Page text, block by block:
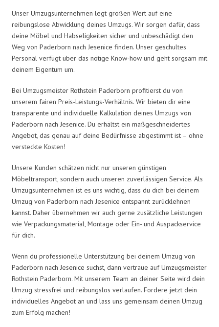
Unser Umzugsunternehmen legt großen Wert auf eine
reibungslose Abwicklung deines Umzugs. Wir sorgen dafür, dass
deine Möbel und Habseligkeiten sicher und unbeschädigt den
Weg von Paderborn nach Jesenice finden. Unser geschultes
Personal verfügt über das nötige Know-how und geht sorgsam mit
deinem Eigentum um.
Bei Umzugsmeister Rothstein Paderborn profitierst du von
unserem fairen Preis-Leistungs-Verhältnis. Wir bieten dir eine
transparente und individuelle Kalkulation deines Umzugs von
Paderborn nach Jesenice. Du erhältst ein maßgeschneidertes
Angebot, das genau auf deine Bedürfnisse abgestimmt ist – ohne
versteckte Kosten!
Unsere Kunden schätzen nicht nur unseren günstigen
Möbeltransport, sondern auch unseren zuverlässigen Service. Als
Umzugsunternehmen ist es uns wichtig, dass du dich bei deinem
Umzug von Paderborn nach Jesenice entspannt zurücklehnen
kannst. Daher übernehmen wir auch gerne zusätzliche Leistungen
wie Verpackungsmaterial, Montage oder Ein- und Auspackservice
für dich.
Wenn du professionelle Unterstützung bei deinem Umzug von
Paderborn nach Jesenice suchst, dann vertraue auf Umzugsmeister
Rothstein Paderborn. Mit unserem Team an deiner Seite wird dein
Umzug stressfrei und reibungslos verlaufen. Fordere jetzt dein
individuelles Angebot an und lass uns gemeinsam deinen Umzug
zum Erfolg machen!